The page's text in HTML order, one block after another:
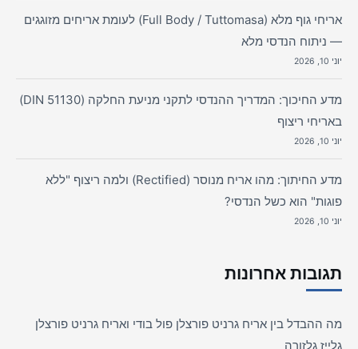
אריחי גוף מלא (Full Body / Tuttomasa) לעומת אריחים מזוגגים
— ניתוח הנדסי מלא
יוני 10, 2026
מדע החיכוך: המדריך ההנדסי לתקני מניעת החלקה (DIN 51130)
באריחי ריצוף
יוני 10, 2026
מדע החיתוך: מהו אריח מנוסר (Rectified) ולמה ריצוף "ללא
פוגות" הוא כשל הנדסי?
יוני 10, 2026
תגובות אחרונות
מה ההבדל בין אריח גרניט פורצלן פול בודי ואריח גרניט פורצלן
גלייז גלזורה